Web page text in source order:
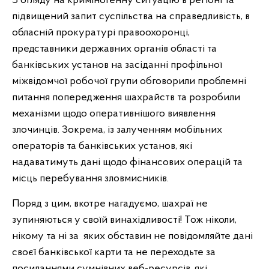
підвищений запит суспільства на справедливість, в
обласній прокуратурі правоохоронці,
представники державних органів області та
банківських установ на засіданні профільної
міжвідомчої робочої групи обговорили проблемні
питання попередження шахрайств та розробили
механізми щодо оперативнішого виявлення
злочинців. Зокрема, із залученням мобільних
операторів та банківських установ, які
надаватимуть дані щодо фінансових операцій та
місць перебування зловмисників.
Поряд з цим, вкотре нагадуємо, шахраї не
зупиняються у своїй винахідливості! Тож ніколи,
нікому та ні за яких обставин не повідомляйте дані
своєї банківської карти та не переходьте за